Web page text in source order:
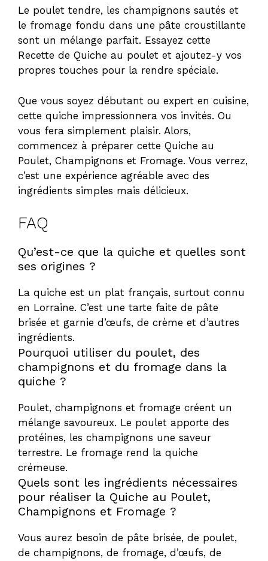
Le poulet tendre, les champignons sautés et
le fromage fondu dans une pâte croustillante
sont un mélange parfait. Essayez cette
Recette de Quiche au poulet et ajoutez-y vos
propres touches pour la rendre spéciale.
Que vous soyez débutant ou expert en cuisine,
cette quiche impressionnera vos invités. Ou
vous fera simplement plaisir. Alors,
commencez à préparer cette Quiche au
Poulet, Champignons et Fromage. Vous verrez,
c’est une expérience agréable avec des
ingrédients simples mais délicieux.
FAQ
Qu’est-ce que la quiche et quelles sont
ses origines ?
La quiche est un plat français, surtout connu
en Lorraine. C’est une tarte faite de pâte
brisée et garnie d’œufs, de crème et d’autres
ingrédients.
Pourquoi utiliser du poulet, des
champignons et du fromage dans la
quiche ?
Poulet, champignons et fromage créent un
mélange savoureux. Le poulet apporte des
protéines, les champignons une saveur
terrestre. Le fromage rend la quiche
crémeuse.
Quels sont les ingrédients nécessaires
pour réaliser la Quiche au Poulet,
Champignons et Fromage ?
Vous aurez besoin de pâte brisée, de poulet,
de champignons, de fromage, d’œufs, de